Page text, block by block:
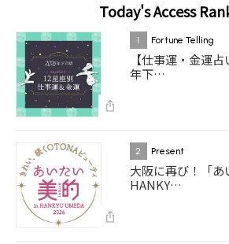
Today's Access
1 Fortune Telling
【仕事運・金運
年下…
2 Present
大阪に再び！「あ
HANKY…